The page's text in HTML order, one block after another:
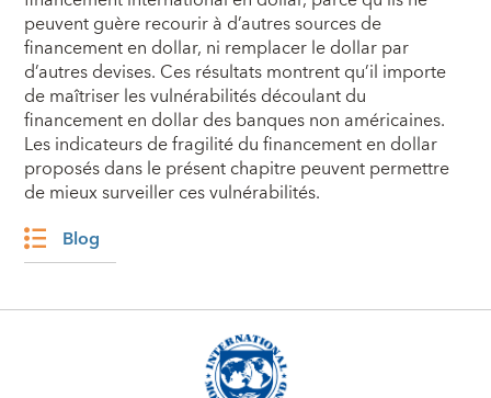
peuvent guère recourir à d’autres sources de
financement en dollar, ni remplacer le dollar par
d’autres devises. Ces résultats montrent qu’il importe
de maîtriser les vulnérabilités découlant du
financement en dollar des banques non américaines.
Les indicateurs de fragilité du financement en dollar
proposés dans le présent chapitre peuvent permettre
de mieux surveiller ces vulnérabilités.
Blog